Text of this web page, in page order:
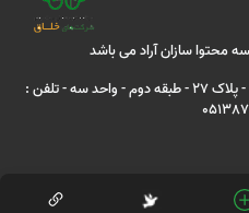
محتوا سازان آراد می باشد
آدرس : مشهد - بلوار پیروزی - پیروزی 41 - پلاک 27 - طبقه دوم - واحد سه - تلفن :